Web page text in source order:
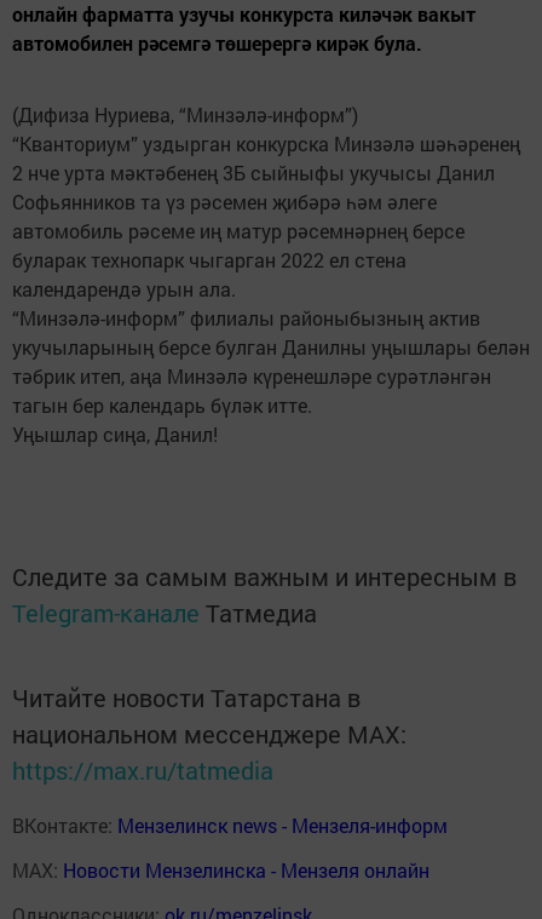
онлайн фарматта узучы конкурста киләчәк вакыт
автомобилен рәсемгә төшерергә кирәк була.
(Дифиза Нуриева, “Минзәлә-информ”)
“Кванториум” уздырган конкурска Минзәлә шәһәренең
2 нче урта мәктәбенең 3Б сыйныфы укучысы Данил
Софьянников та үз рәсемен җибәрә һәм әлеге
автомобиль рәсеме иң матур рәсемнәрнең берсе
буларак технопарк чыгарган 2022 ел стена
календарендә урын ала.
“Минзәлә-информ” филиалы районыбызның актив
укучыларының берсе булган Данилны уңышлары белән
тәбрик итеп, аңа Минзәлә күренешләре сурәтләнгән
тагын бер календарь бүләк итте.
Уңышлар сиңа, Данил!
Следите за самым важным и интересным в
Telegram-канале Татмедиа
Читайте новости Татарстана в
национальном мессенджере MАХ:
https://max.ru/tatmedia
ВКонтакте: Мензелинск news - Мензеля-информ
MAX: Новости Мензелинска - Мензеля онлайн